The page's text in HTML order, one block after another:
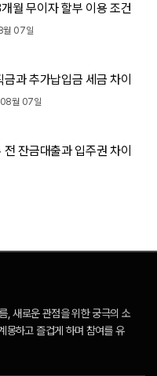
월 무이자 할부 이용 조건
07일
금과 추가납입금 세금 차이
월 07일
잔금대출과 입주권 차이
, 새로운 관점을 위한 궁극의 소
몽하고 즐겁게 하며 참여를 유